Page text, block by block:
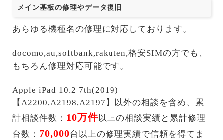
メイン基板の修理やデータ復旧
あらゆる機種名の修理に対応しております。
docomo,au,softbank,rakuten,格安SIMの方でも、
もちろん修理対応可能です。
Apple iPad 10.2 7th(2019)
【A2200,A2198,A2197】以外の相談を含め、累
計相談件数： 10万件以上の相談実績と累計修理
台数： 70,000台以上の修理実績で信頼を得てま